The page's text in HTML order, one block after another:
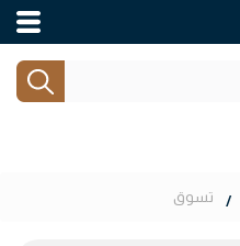
تسوق